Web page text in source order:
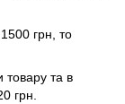
грн, то
товару та в
грн.